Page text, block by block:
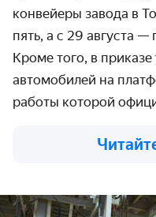
конвейеры завода в
пять, а с 29 августа
Кроме того, в
автомобилей на
работы которой